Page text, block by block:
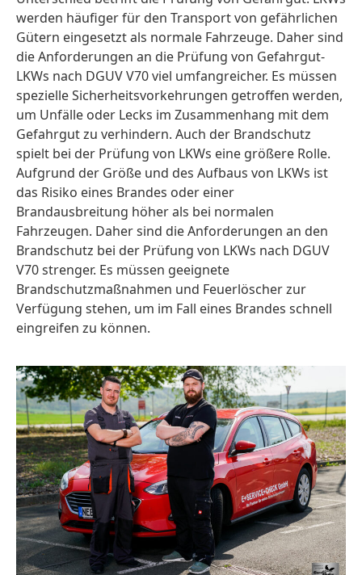
werden häufiger für den Transport von gefährlichen
Gütern eingesetzt als normale Fahrzeuge. Daher sind
die Anforderungen an die Prüfung von Gefahrgut-
LKWs nach DGUV V70 viel umfangreicher. Es müssen
spezielle Sicherheitsvorkehrungen getroffen werden,
um Unfälle oder Lecks im Zusammenhang mit dem
Gefahrgut zu verhindern. Auch der Brandschutz
spielt bei der Prüfung von LKWs eine größere Rolle.
Aufgrund der Größe und des Aufbaus von LKWs ist
das Risiko eines Brandes oder einer
Brandausbreitung höher als bei normalen
Fahrzeugen. Daher sind die Anforderungen an den
Brandschutz bei der Prüfung von LKWs nach DGUV
V70 strenger. Es müssen geeignete
Brandschutzmaßnahmen und Feuerlöscher zur
Verfügung stehen, um im Fall eines Brandes schnell
eingreifen zu können.